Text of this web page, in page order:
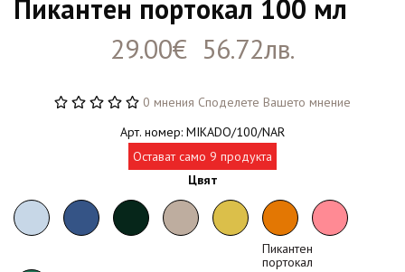
Пикантен портокал 100 мл
29.00€ 56.72лв.
0 мнения Споделете Вашето мнение
Арт. номер: MIKADO/100/NAR
Остават само 9 продукта
Цвят
Пикантен
портокал